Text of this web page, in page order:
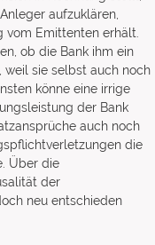
aufzuklären,
vom Emittenten erhält.
ob die Bank ihm ein
sie selbst auch noch
könne eine irrige
der Bank
auch noch
die
Über die
der
neu entschieden